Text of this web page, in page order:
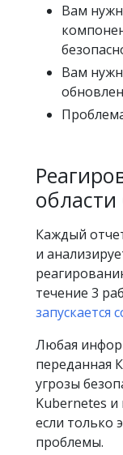
Вам
Вам
области
Каждый
и
течение 3
запускается
Любая
переданная
угрозы
Kubernetes и
если только
проблемы.